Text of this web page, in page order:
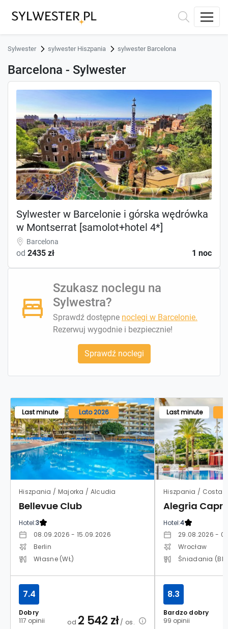
Sylwester sylwester Hiszpania sylwester Barcelona
Barcelona - Sylwester
Sylwester w Barcelonie i górska wędrówka
w Montserrat [samolot+hotel 4*]
Barcelona
od 2435 zł 1 noc
Szukasz noclegu na
Sylwestra?
Sprawdź dostępne noclegi w Barcelonie.
Rezerwuj wygodnie i bezpiecznie!
Sprawdź noclegi
Last minute Lato 2026
Hiszpania / Majorka / Alcudia
Bellevue Club
Hotel:3
08.09.2026 - 15.09.2026
Berlin
Własne (WŁ)
Dobry
117 opinii
7.4
od 2 542 zł/ os.
Last minute
Alegria
Hotel:4
29.08.2026 -
Wrocław
Śniadania
Bardzo dobry
99 opinii
8.3